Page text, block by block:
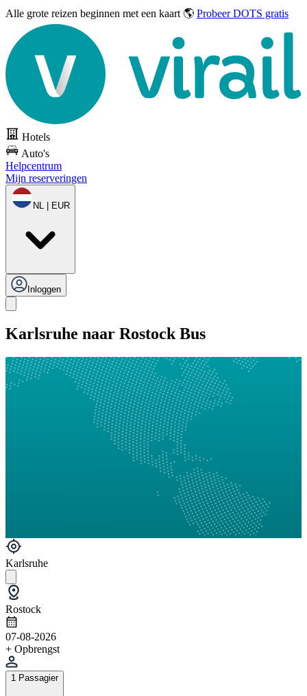
Alle grote reizen beginnen met een kaart 🌎 Probeer DOTS gratis
Hotels
Auto's
Helpcentrum
Mijn reserveringen
NL | EUR
Inloggen
Karlsruhe naar Rostock Bus
Karlsruhe
Rostock
07-08-2026
+ Opbrengst
1 Passagier